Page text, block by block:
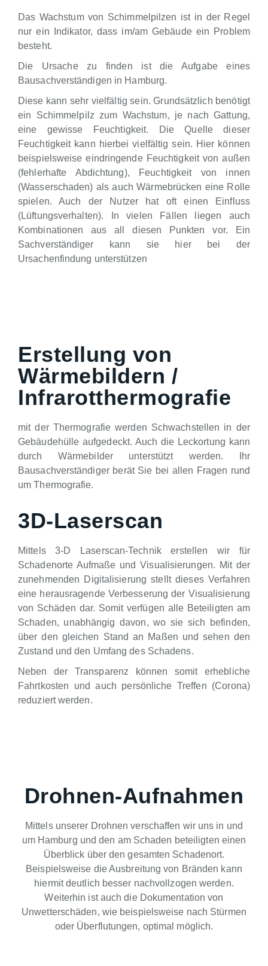
Das Wachstum von Schimmelpilzen ist in der Regel
nur ein Indikator, dass im/am Gebäude ein Problem
besteht.
Die Ursache zu finden ist die Aufgabe eines
Bausachverständigen in Hamburg.
Diese kann sehr vielfältig sein. Grundsätzlich benötigt
ein Schimmelpilz zum Wachstum, je nach Gattung,
eine gewisse Feuchtigkeit. Die Quelle dieser
Feuchtigkeit kann hierbei vielfältig sein. Hier können
beispielsweise eindringende Feuchtigkeit von außen
(fehlerhafte Abdichtung), Feuchtigkeit von innen
(Wasserschaden) als auch Wärmebrücken eine Rolle
spielen. Auch der Nutzer hat oft einen Einfluss
(Lüftungsverhalten). In vielen Fällen liegen auch
Kombinationen aus all diesen Punkten vor. Ein
Sachverständiger kann sie hier bei der
Ursachenfindung unterstützen
Erstellung von
Wärmebildern /
Infrarotthermografie
mit der Thermografie werden Schwachstellen in der
Gebäudehülle aufgedeckt. Auch die Leckortung kann
durch Wärmebilder unterstützt werden. Ihr
Bausachverständiger berät Sie bei allen Fragen rund
um Thermografie.
3D-Laserscan
Mittels 3-D Laserscan-Technik erstellen wir für
Schadenorte Aufmaße und Visualisierungen. Mit der
zunehmenden Digitalisierung stellt dieses Verfahren
eine herausragende Verbesserung der Visualisierung
von Schäden dar. Somit verfügen alle Beteiligten am
Schaden, unabhängig davon, wo sie sich befinden,
über den gleichen Stand an Maßen und sehen den
Zustand und den Umfang des Schadens.
Neben der Transparenz können somit erhebliche
Fahrtkosten und auch persönliche Treffen (Corona)
reduziert werden.
Drohnen-Aufnahmen
Mittels unserer Drohnen verschaffen wir uns in und
um Hamburg und den am Schaden beteiligten einen
Überblick über den gesamten Schadenort.
Beispielsweise die Ausbreitung von Bränden kann
hiermit deutlich besser nachvollzogen werden.
Weiterhin ist auch die Dokumentation von
Unwetterschäden, wie beispielsweise nach Stürmen
oder Überflutungen, optimal möglich.